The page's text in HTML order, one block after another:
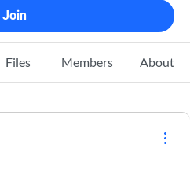
Join
Files Members About